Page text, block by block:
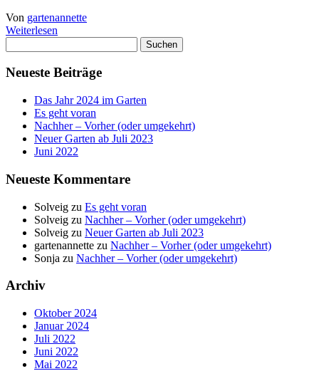
Von gartenannette
Weiterlesen
nach:
Neueste Beiträge
Das Jahr 2024 im Garten
Es geht voran
Nachher – Vorher (oder umgekehrt)
Neuer Garten ab Juli 2023
Juni 2022
Neueste Kommentare
Solveig zu Es geht voran
Solveig zu Nachher – Vorher (oder umgekehrt)
Solveig zu Neuer Garten ab Juli 2023
gartenannette zu Nachher – Vorher (oder umgekehrt)
Sonja zu Nachher – Vorher (oder umgekehrt)
Archiv
Oktober 2024
Januar 2024
Juli 2022
Juni 2022
Mai 2022